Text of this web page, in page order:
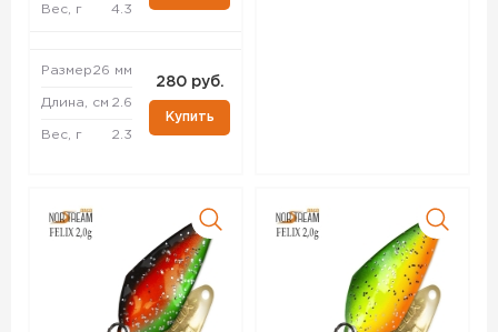
Вес, г 4.3
Размер26 мм
Длина, см 2.6
Вес, г 2.3
280 руб.
Купить